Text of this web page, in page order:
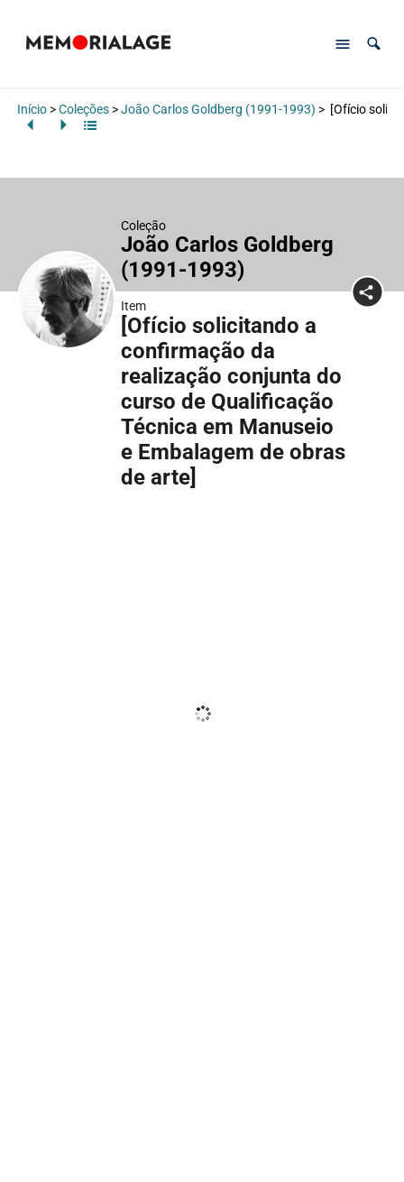
Início>Coleções>João Carlos Goldberg (1991-1993) > [Ofício
Coleção
João Carlos Goldberg
(1991-1993)
Item
[Ofício solicitando a
confirmação da
realização conjunta do
curso de Qualificação
Técnica em Manuseio
e Embalagem de obras
de arte]